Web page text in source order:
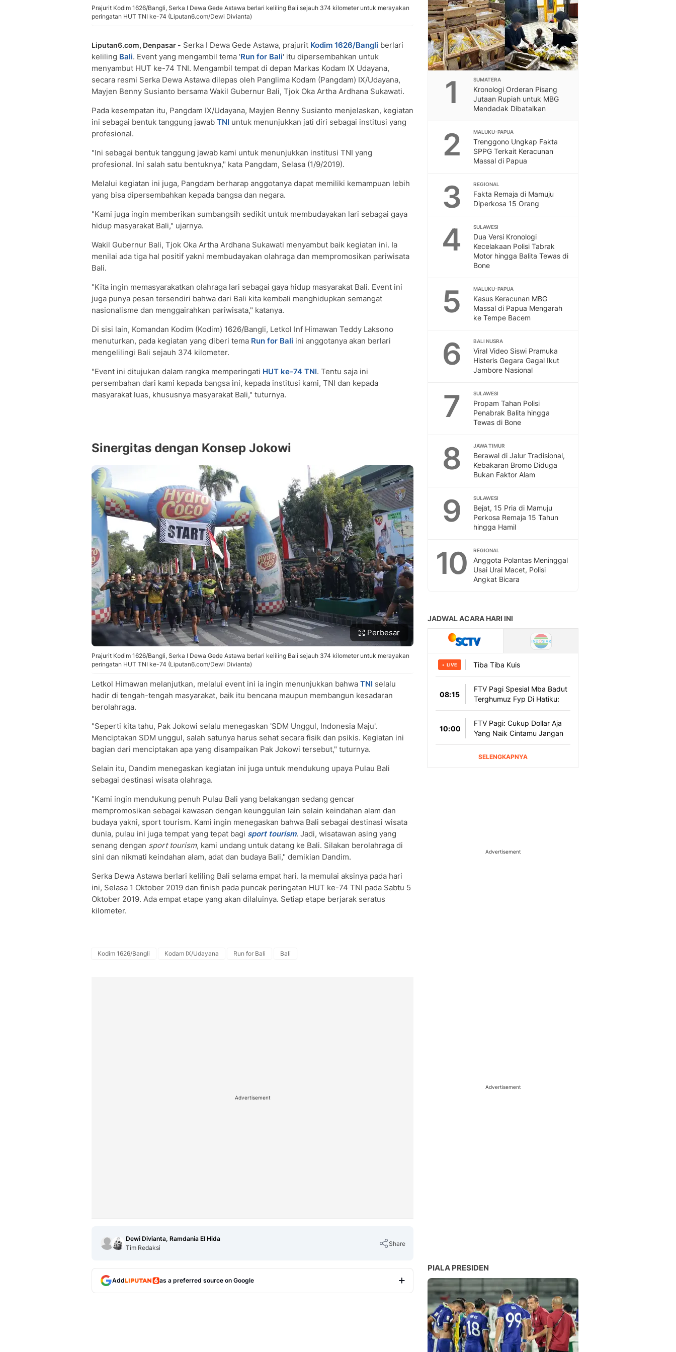
Prajurit Kodim 1626/Bangli, Serka I Dewa Gede Astawa berlari keliling Bali sejauh 374 kilometer untuk merayakan
peringatan HUT TNI ke-74 (Liputan6.com/Dewi Divianta)
Liputan6.com, Denpasar - Serka I Dewa Gede Astawa, prajurit Kodim 1626/Bangli berlari
keliling Bali. Event yang mengambil tema 'Run for Bali' itu dipersembahkan untuk
menyambut HUT ke-74 TNI. Mengambil tempat di depan Markas Kodam IX Udayana,
secara resmi Serka Dewa Astawa dilepas oleh Panglima Kodam (Pangdam) IX/Udayana,
Mayjen Benny Susianto bersama Wakil Gubernur Bali, Tjok Oka Artha Ardhana Sukawati.
Pada kesempatan itu, Pangdam IX/Udayana, Mayjen Benny Susianto menjelaskan, kegiatan
ini sebagai bentuk tanggung jawab TNI untuk menunjukkan jati diri sebagai institusi yang
profesional.
"Ini sebagai bentuk tanggung jawab kami untuk menunjukkan institusi TNI yang
profesional. Ini salah satu bentuknya," kata Pangdam, Selasa (1/9/2019).
Melalui kegiatan ini juga, Pangdam berharap anggotanya dapat memiliki kemampuan lebih
yang bisa dipersembahkan kepada bangsa dan negara.
"Kami juga ingin memberikan sumbangsih sedikit untuk membudayakan lari sebagai gaya
hidup masyarakat Bali," ujarnya.
Wakil Gubernur Bali, Tjok Oka Artha Ardhana Sukawati menyambut baik kegiatan ini. Ia
menilai ada tiga hal positif yakni membudayakan olahraga dan mempromosikan pariwisata
Bali.
"Kita ingin memasyarakatkan olahraga lari sebagai gaya hidup masyarakat Bali. Event ini
juga punya pesan tersendiri bahwa dari Bali kita kembali menghidupkan semangat
nasionalisme dan menggairahkan pariwisata," katanya.
Di sisi lain, Komandan Kodim (Kodim) 1626/Bangli, Letkol Inf Himawan Teddy Laksono
menuturkan, pada kegiatan yang diberi tema Run for Bali ini anggotanya akan berlari
mengelilingi Bali sejauh 374 kilometer.
"Event ini ditujukan dalam rangka memperingati HUT ke-74 TNI. Tentu saja ini
persembahan dari kami kepada bangsa ini, kepada institusi kami, TNI dan kepada
masyarakat luas, khususnya masyarakat Bali," tuturnya.
Sinergitas dengan Konsep Jokowi
Perbesar
Prajurit Kodim 1626/Bangli, Serka I Dewa Gede Astawa berlari keliling Bali sejauh 374 kilometer untuk merayakan
peringatan HUT TNI ke-74 (Liputan6.com/Dewi Divianta)
Letkol Himawan melanjutkan, melalui event ini ia ingin menunjukkan bahwa TNI selalu
hadir di tengah-tengah masyarakat, baik itu bencana maupun membangun kesadaran
berolahraga.
"Seperti kita tahu, Pak Jokowi selalu menegaskan 'SDM Unggul, Indonesia Maju'.
Menciptakan SDM unggul, salah satunya harus sehat secara fisik dan psikis. Kegiatan ini
bagian dari menciptakan apa yang disampaikan Pak Jokowi tersebut," tuturnya.
Selain itu, Dandim menegaskan kegiatan ini juga untuk mendukung upaya Pulau Bali
sebagai destinasi wisata olahraga.
"Kami ingin mendukung penuh Pulau Bali yang belakangan sedang gencar
mempromosikan sebagai kawasan dengan keunggulan lain selain keindahan alam dan
budaya yakni, sport tourism. Kami ingin menegaskan bahwa Bali sebagai destinasi wisata
dunia, pulau ini juga tempat yang tepat bagi sport tourism. Jadi, wisatawan asing yang
senang dengan sport tourism, kami undang untuk datang ke Bali. Silakan berolahraga di
sini dan nikmati keindahan alam, adat dan budaya Bali," demikian Dandim.
Serka Dewa Astawa berlari keliling Bali selama empat hari. Ia memulai aksinya pada hari
ini, Selasa 1 Oktober 2019 dan finish pada puncak peringatan HUT ke-74 TNI pada Sabtu 5
Oktober 2019. Ada empat etape yang akan dilaluinya. Setiap etape berjarak seratus
kilometer.
Kodim 1626/Bangli Kodam IX/Udayana Run for Bali Bali
Advertisement
Dewi Divianta, Ramdania El Hida
Tim Redaksi
Share
Add as a preferred source on Google
1 SUMATERA
Kronologi Orderan Pisang
Jutaan Rupiah untuk MBG
Mendadak Dibatalkan
2 MALUKU-PAPUA
Trenggono Ungkap Fakta
SPPG Terkait Keracunan
Massal di Papua
3 REGIONAL
Fakta Remaja di Mamuju
Diperkosa 15 Orang
4 SULAWESI
Dua Versi Kronologi
Kecelakaan Polisi Tabrak
Motor hingga Balita Tewas di
Bone
5 MALUKU-PAPUA
Kasus Keracunan MBG
Massal di Papua Mengarah
ke Tempe Bacem
6 BALI NUSRA
Viral Video Siswi Pramuka
Histeris Gegara Gagal Ikut
Jambore Nasional
7 SULAWESI
Propam Tahan Polisi
Penabrak Balita hingga
Tewas di Bone
8 JAWA TIMUR
Berawal di Jalur Tradisional,
Kebakaran Bromo Diduga
Bukan Faktor Alam
9 SULAWESI
Bejat, 15 Pria di Mamuju
Perkosa Remaja 15 Tahun
hingga Hamil
10 REGIONAL
Anggota Polantas Meninggal
Usai Urai Macet, Polisi
Angkat Bicara
Advertisement
Advertisement
PIALA PRESIDEN